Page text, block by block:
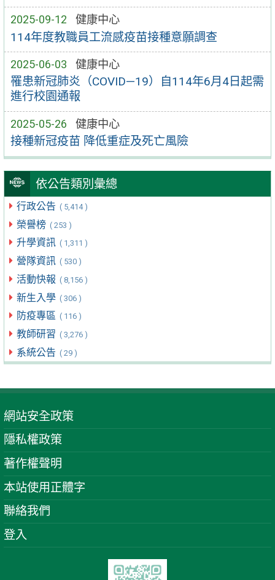
2025-09-12 健康中心
114年度教職員工流感疫苗接種意願調查
2025-06-03 健康中心
罹患新冠肺炎（COVID—19）自114年6月4日起需
進行校園通報
2025-05-26 健康中心
接種新冠疫苗 降低重症及死亡風險
依公告類別彙總
行政公告 ( 5,414 )
榮譽榜 ( 253 )
升學資訊 ( 1,311 )
營隊資訊 ( 530 )
活動快報 ( 8,156 )
新生入學 ( 306 )
防疫專區 ( 116 )
教師研習 ( 3,276 )
系統公告 ( 29 )
網站安全政策
隱私權政策
著作權聲明
本站使用正體字
聯絡我們
登入